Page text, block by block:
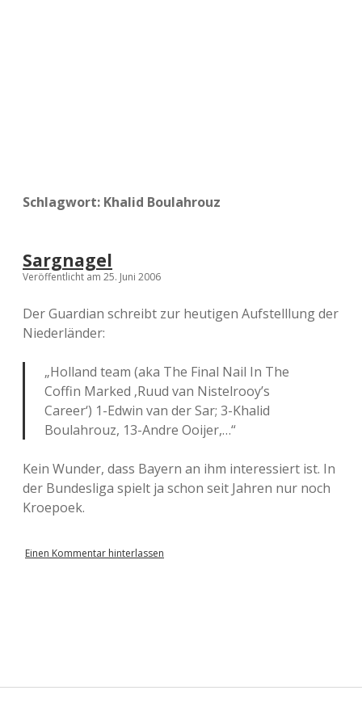
Schlagwort: Khalid Boulahrouz
Sargnagel
Veröffentlicht am 25. Juni 2006
Der Guardian schreibt zur heutigen Aufstelllung der
Niederländer:
„Holland team (aka The Final Nail In The
Coffin Marked ‚Ruud van Nistelrooy’s
Career‘) 1-Edwin van der Sar; 3-Khalid
Boulahrouz, 13-Andre Ooijer,…“
Kein Wunder, dass Bayern an ihm interessiert ist. In
der Bundesliga spielt ja schon seit Jahren nur noch
Kroepoek.
Einen Kommentar hinterlassen